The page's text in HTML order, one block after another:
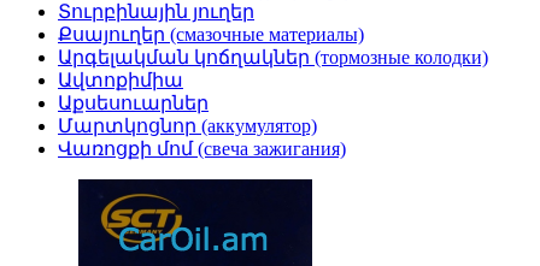
Տուրբինային յուղեր
Քսայուղեր (смазочные материалы)
Արգելակման կոճղակներ (тормозные колодки)
Ավտոքիմիա
Աքսեսուարներ
Մարտկոցնոր (аккумулятор)
Վառոցքի մոմ (свеча зажигания)